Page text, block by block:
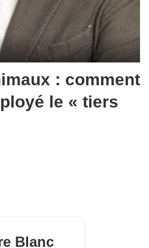
: comment
le « tiers
Blanc